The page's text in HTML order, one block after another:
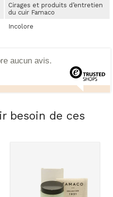
Cirages et produits d’entretien
du cuir Famaco
Incolore
aucun avis.
besoin de ces